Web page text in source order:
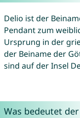
Delio ist der
Pendant zum
Ursprung in der
der Beiname der
sind auf der Insel
Was bedeutet